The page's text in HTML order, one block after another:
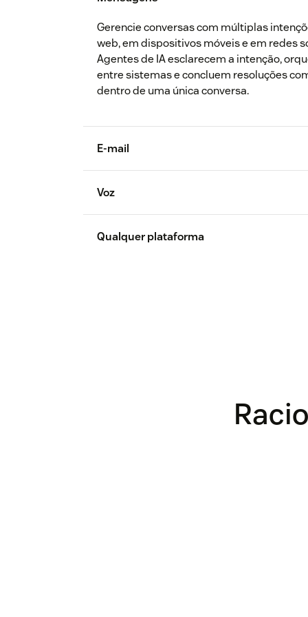
Gerencie conversas com múltiplas
web, em dispositivos móveis e em redes
Agentes de IA esclarecem a intenção,
entre sistemas e concluem resoluções
dentro de uma única conversa.
E-mail
Voz
Qualquer plataforma